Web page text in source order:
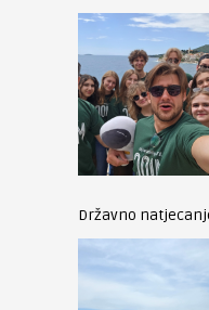
Državno